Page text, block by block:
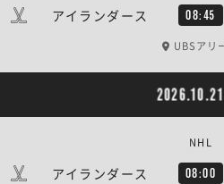
アイランダース 08:45
UBSアリ
2026.10.21
アイランダース 08:00
NHL